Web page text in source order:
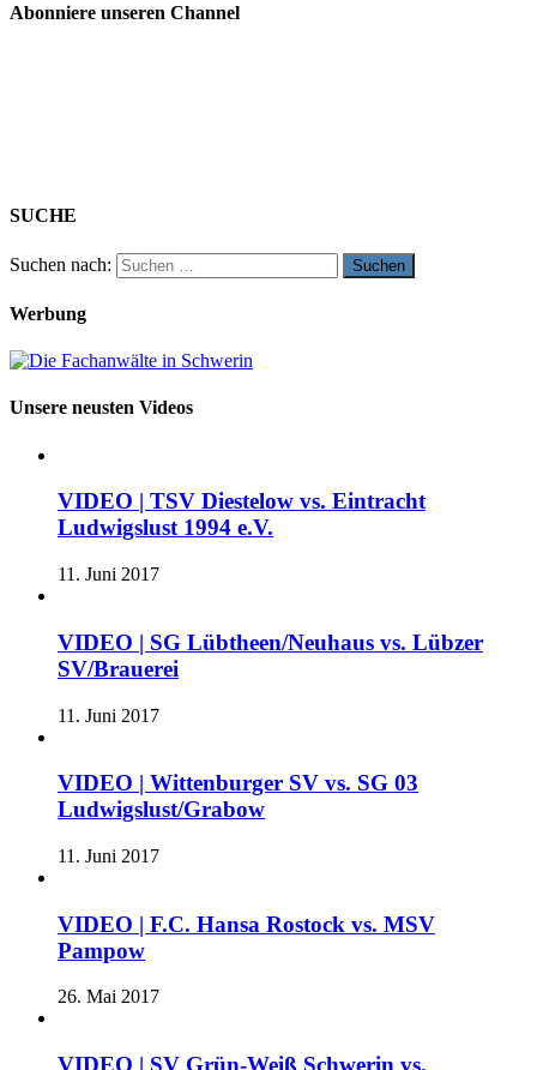
Abonniere unseren Channel
SUCHE
Suchen nach:
Werbung
Unsere neusten Videos
VIDEO | TSV Diestelow vs. Eintracht
Ludwigslust 1994 e.V.
11. Juni 2017
VIDEO | SG Lübtheen/Neuhaus vs. Lübzer
SV/Brauerei
11. Juni 2017
VIDEO | Wittenburger SV vs. SG 03
Ludwigslust/Grabow
11. Juni 2017
VIDEO | F.C. Hansa Rostock vs. MSV
Pampow
26. Mai 2017
VIDEO | SV Grün-Weiß Schwerin vs.